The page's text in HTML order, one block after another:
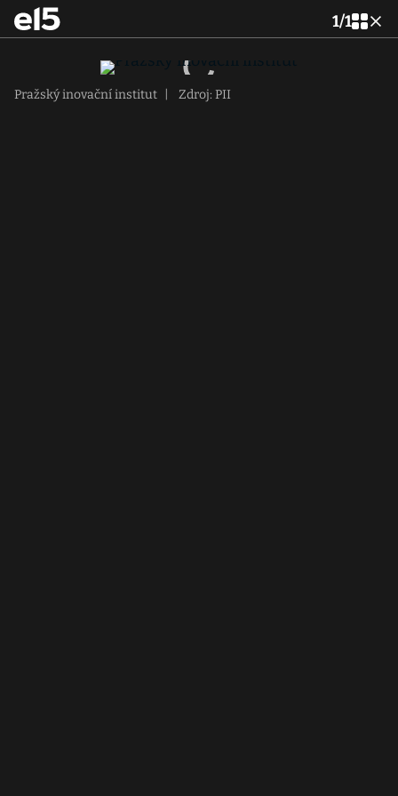
1/1
Pražský inovační institut Zdroj: PII